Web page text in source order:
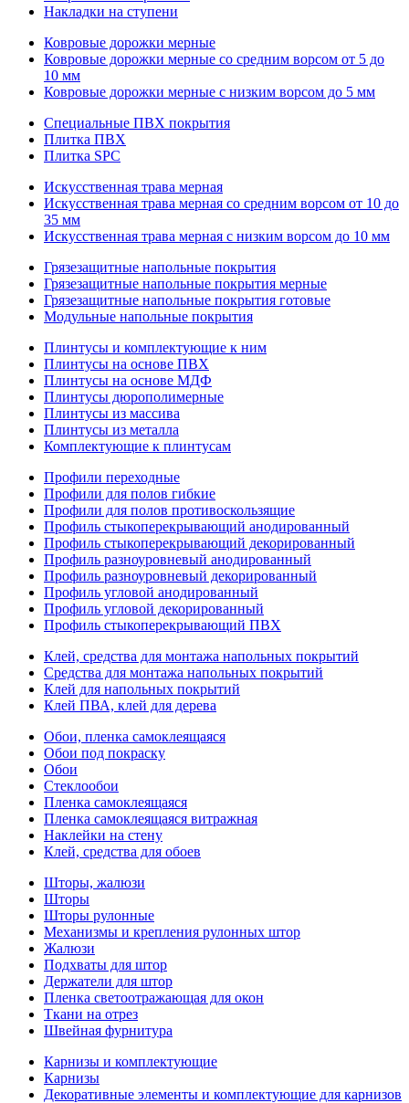
Накладки на ступени
Ковровые дорожки мерные
Ковровые дорожки мерные со средним ворсом от 5 до
10 мм
Ковровые дорожки мерные с низким ворсом до 5 мм
Специальные ПВХ покрытия
Плитка ПВХ
Плитка SPC
Искуccтвенная трава мерная
Искусственная трава мерная со средним ворсом от 10 до
35 мм
Искусственная трава мерная с низким ворсом до 10 мм
Грязезащитные напольные покрытия
Грязезащитные напольные покрытия мерные
Грязезащитные напольные покрытия готовые
Модульные напольные покрытия
Плинтусы и комплектующие к ним
Плинтусы на основе ПВХ
Плинтусы на основе МДФ
Плинтусы дюрополимерные
Плинтусы из массива
Плинтусы из металла
Комплектующие к плинтусам
Профили переходные
Профили для полов гибкие
Профили для полов противоскользящие
Профиль стыкоперекрывающий анодированный
Профиль стыкоперекрывающий декорированный
Профиль разноуровневый анодированный
Профиль разноуровневый декорированный
Профиль угловой анодированный
Профиль угловой декорированный
Профиль стыкоперекрывающий ПВХ
Клей, средства для монтажа напольных покрытий
Средства для монтажа напольных покрытий
Клей для напольных покрытий
Клей ПВА, клей для дерева
Обои, пленка самоклеящаяся
Обои под покраску
Обои
Стеклообои
Пленка самоклеящаяся
Пленка самоклеящаяся витражная
Наклейки на стену
Клей, средства для обоев
Шторы, жалюзи
Шторы
Шторы рулонные
Механизмы и крепления рулонных штор
Жалюзи
Подхваты для штор
Держатели для штор
Пленка светоотражающая для окон
Ткани на отрез
Швейная фурнитура
Карнизы и комплектующие
Карнизы
Декоративные элементы и комплектующие для карнизов